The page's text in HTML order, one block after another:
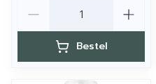
Bestel